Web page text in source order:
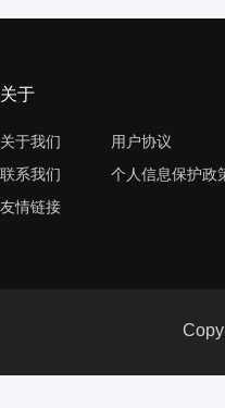
关于
关于我们
联系我们
友情链接
用户协议
个人信息保护政